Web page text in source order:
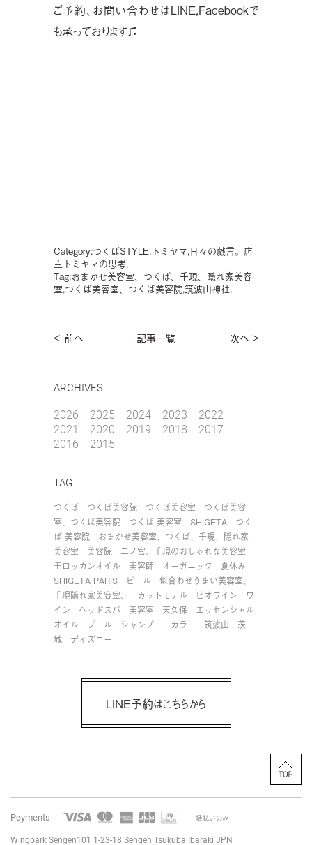
ご予約、お問い合わせはLINE,Facebookで
も承っております♫
Category:つくばSTYLE,トミヤマ,日々の戯言。店
主トミヤマの思考,
Tag:おまかせ美容室、つくば、千現、隠れ家美容
室,つくば美容室、つくば美容院,筑波山神社,
< 前へ 記事一覧 次へ >
ARCHIVES
2026 2025 2024 2023
2022
2021
2020 2019 2018
2017
2016
2015
TAG
つくば つくば美容院 つくば美容室
つくば美容
室、つくば美容院
つくば 美容室 SHIGETA
つく
ば 美容院
おまかせ美容室、つくば、千現、隠れ家
美容室
美容院
二ノ宮、千現のおしゃれな美容室
モロッカンオイル
美容師 オーガニック
夏休み
SHIGETA PARIS
ビール
似合わせうまい美容室、
千現隠れ家美容室、
カットモデル ビオワイン
ワ
イン
ヘッドスパ 美容室 天久保
エッセンシャル
オイル
プール シャンプー カラー 筑波山
茨
城
ディズニー
LINE予約はこちらから
Wingpark Sengen101 1-23-18 Sengen Tsukuba Ibaraki JPN
Peyments 一括払いのみ